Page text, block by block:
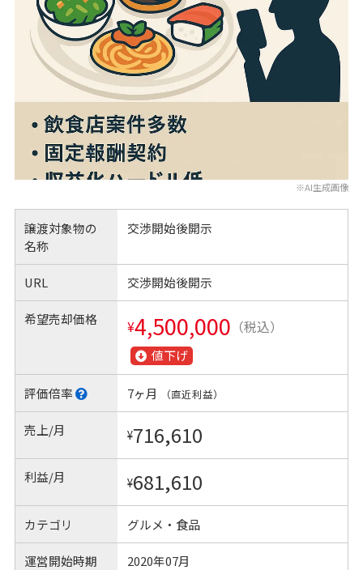
※AI生成画像
譲渡対象物の
名称
交渉開始後開示
URL 交渉開始後開示
希望売却価格 ¥4,500,000 （税込）
値下げ
評価倍率 7ヶ月 （直近利益）
売上/月 ¥716,610
利益/月 ¥681,610
カテゴリ グルメ・食品
運営開始時期 2020年07月